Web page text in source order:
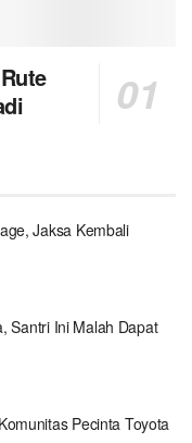
Jaksa Kembali
Santri Ini Malah Dapat
Pecinta Toyota